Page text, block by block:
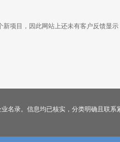
新项目，因此网站上还未有客户反馈显
名录。信息均已核实，分类明确且联系